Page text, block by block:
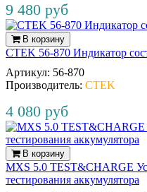
9 480 руб
В корзину
CTEK 56-870 Индикатор
Артикул: 56‐870
Производитель: CTEK
4 080 руб
В корзину
MXS 5.0 TEST&CHARGE
тестирования аккумулятора